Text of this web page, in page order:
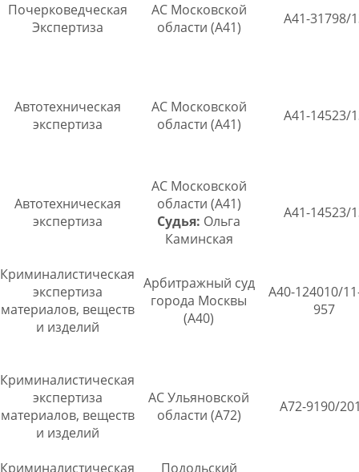
Почерковедческая
Экспертиза
АС Московской
области (А41)
А41-31798/
Автотехническая
экспертиза
АС Московской
области (А41)
А41-14523/
Автотехническая
экспертиза
АС Московской
области (А41)
Судья: Ольга
Каминская
А41-14523/
Криминалистическая
экспертиза
материалов, веществ
и изделий
Арбитражный суд
города Москвы
(А40)
А40-124010/
957
Криминалистическая
экспертиза
материалов, веществ
и изделий
АС Ульяновской
области (А72)
А72-9190/
Криминалистическая Подольский